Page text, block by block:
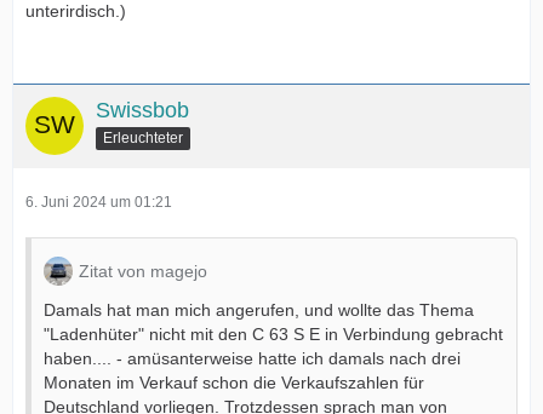
unterirdisch.)
Swissbob
Erleuchteter
6. Juni 2024 um 01:21
Zitat von magejo
Damals hat man mich angerufen, und wollte das Thema
"Ladenhüter" nicht mit den C 63 S E in Verbindung gebracht
haben.... - amüsanterweise hatte ich damals nach drei
Monaten im Verkauf schon die Verkaufszahlen für
Deutschland vorliegen. Trotzdessen sprach man von